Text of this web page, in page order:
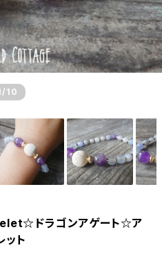
/10
ドラゴンアゲート☆ア
ット